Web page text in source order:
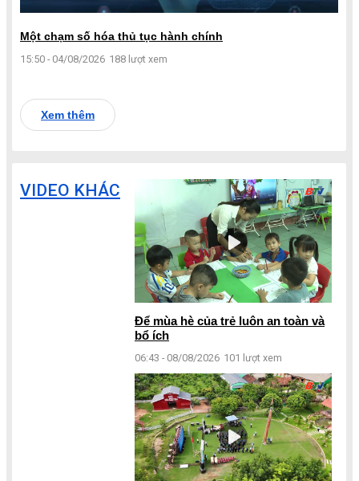
Một chạm số hóa thủ tục hành chính
15:50 - 04/08/2026 188 lượt xem
Xem thêm
VIDEO KHÁC
Để mùa hè của trẻ luôn an toàn và
bổ ích
06:43 - 08/08/2026 101 lượt xem